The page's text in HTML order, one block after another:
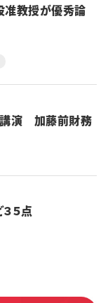
教授が優秀論
講演 加藤前財務
５点